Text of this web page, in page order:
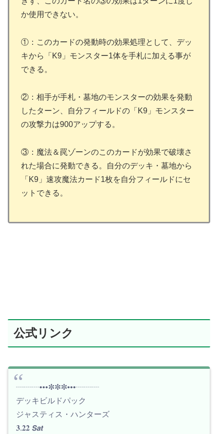
か使用できない。
①：このカードの発動時の効果処理として、デッ
キから「K9」モンスター1体を手札に加える事が
できる。
②：相手が手札・墓地のモンスターの効果を発動
したターン、自分フィールドの「K9」モンスター
の攻撃力は900アップする。
③：魔法＆罠ゾーンのこのカードが効果で破壊さ
れた場合に発動できる。自分のデッキ・墓地から
「K9」速攻魔法カード1枚を自分フィールドにセ
ットできる。
公式リンク
┈┈┈•••✼✼✼•••┈┈┈
デッキビルドパック
ジャスティス・ハンターズ
𝟑.𝟐𝟐 𝙎𝙖𝙩